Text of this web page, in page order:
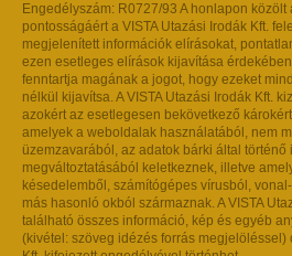
Engedélyszám: R0727/93 A honlapon
pontosságáért a VISTA Utazási Irodák Kft.
megjelenített információk elírásokat,
ezen esetleges elírások kijavítása
fenntartja magának a jogot, hogy ezeket
nélkül kijavítsa. A VISTA Utazási Irodák Kft.
azokért az esetlegesen bekövetkező
amelyek a weboldalak használatából, nem
üzemzavarából, az adatok bárki által történő
megváltoztatásából keletkeznek, illetve
késedelemből, számítógépes vírusból,
más hasonló okból származnak. A VISTA
található összes információ, kép és egyéb
(kivétel: szöveg idézés forrás megjelöléssel)